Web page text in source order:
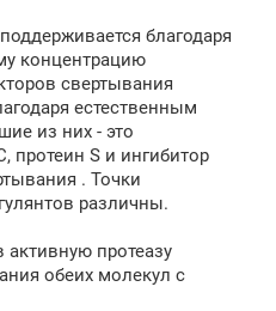
благодаря
концентрацию
свертывания
естественным
из них - это
протеин S и ингибитор
. Точки
различны.
активную протеазу
обеих молекул с